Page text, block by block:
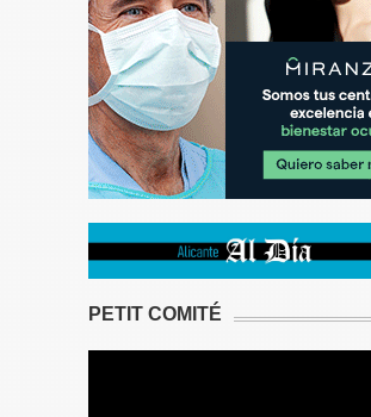
PETIT COMITÉ